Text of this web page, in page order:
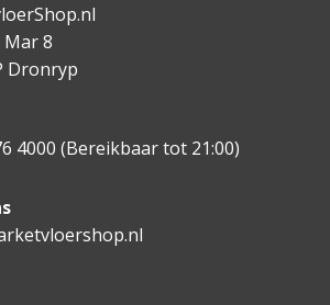
Mar 8
Dronryp
4000 (Bereikbaar tot 21:00)